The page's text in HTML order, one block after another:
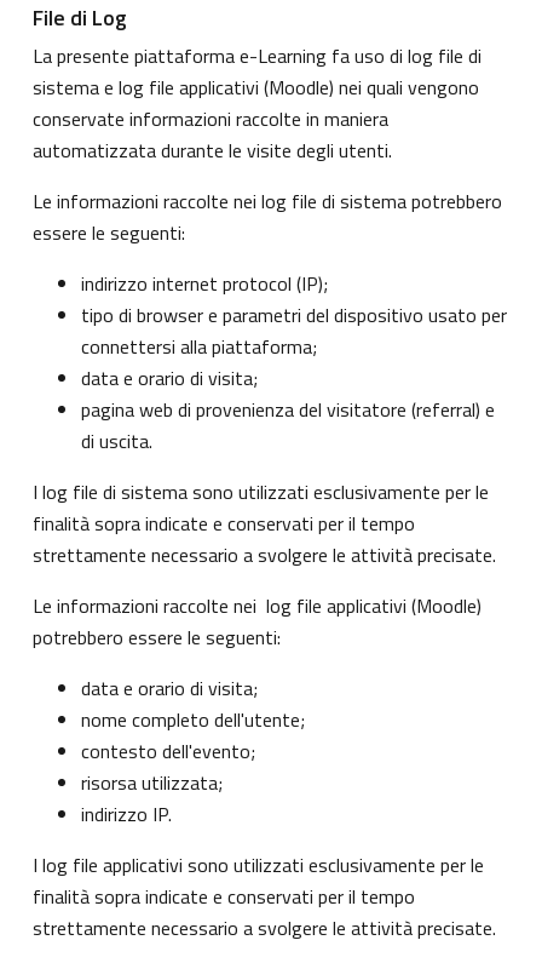
File di Log
La presente piattaforma e-Learning fa uso di log file di
sistema e log file applicativi (Moodle) nei quali vengono
conservate informazioni raccolte in maniera
automatizzata durante le visite degli utenti.
Le informazioni raccolte nei log file di sistema potrebbero
essere le seguenti:
indirizzo internet protocol (IP);
tipo di browser e parametri del dispositivo usato per
connettersi alla piattaforma;
data e orario di visita;
pagina web di provenienza del visitatore (referral) e
di uscita.
I log file di sistema sono utilizzati esclusivamente per le
finalità sopra indicate e conservati per il tempo
strettamente necessario a svolgere le attività precisate.
Le informazioni raccolte nei log file applicativi (Moodle)
potrebbero essere le seguenti:
data e orario di visita;
nome completo dell'utente;
contesto dell'evento;
risorsa utilizzata;
indirizzo IP.
I log file applicativi sono utilizzati esclusivamente per le
finalità sopra indicate e conservati per il tempo
strettamente necessario a svolgere le attività precisate.